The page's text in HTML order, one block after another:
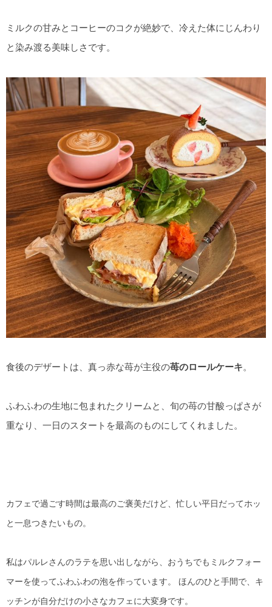
ミルクの甘みとコーヒーのコクが絶妙で、冷えた体にじんわり
と染み渡る美味しさです。
食後のデザートは、真っ赤な苺が主役の苺のロールケーキ。
ふわふわの生地に包まれたクリームと、旬の苺の甘酸っぱさが
重なり、一日のスタートを最高のものにしてくれました。
カフェで過ごす時間は最高のご褒美だけど、忙しい平日だってホッ
と一息つきたいもの。
私はパルレさんのラテを思い出しながら、おうちでもミルクフォー
マーを使ってふわふわの泡を作っています。 ほんのひと手間で、キ
ッチンが自分だけの小さなカフェに大変身です。